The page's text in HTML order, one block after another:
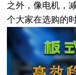
之外，像电机，
个大家在选购的